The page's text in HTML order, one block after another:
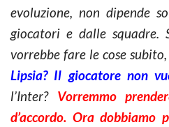
evoluzione, non dipende
giocatori e dalle squadre.
vorrebbe fare le cose
Lipsia? Il giocatore non
l’Inter?Vorremmo
d’accordo. Ora dobbiamo